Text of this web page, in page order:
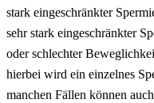
stark eingeschränkter
sehr stark eingeschränkter
oder schlechter
hierbei wird ein einzelnes
manchen Fällen können